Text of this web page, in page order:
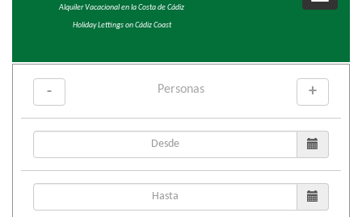
Alquiler Vacacional en la Costa de Cádiz
Holiday Lettings on Cádiz Coast
Personas
- +